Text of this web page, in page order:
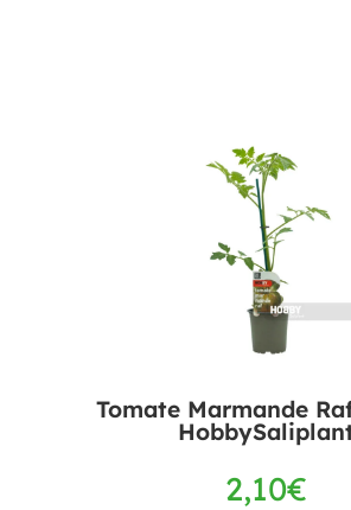
Tomate Marmande
2,10€